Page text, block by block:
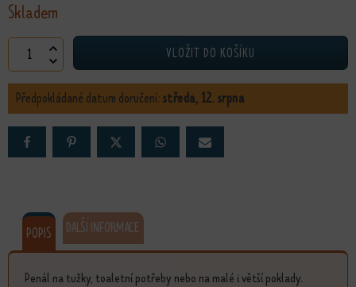
Skladem
Penál Duhová kočka množství VLOŽIT DO KOŠÍKU
Předpokládané datum doručení:středa, 12. srpna
POPIS DALŠÍ INFORMACE
Penál na tužky, toaletní potřeby nebo na malé i větší poklady.